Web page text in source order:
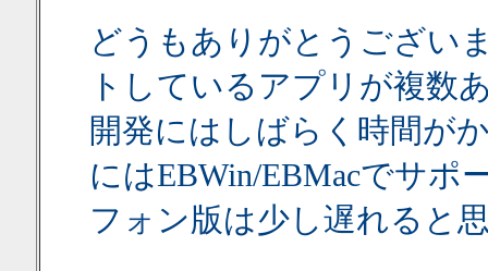
どうもありがとうござい
トしているアプリが複数
開発にはしばらく時間が
にはEBWin/EBMacでサポ
フォン版は少し遅れると